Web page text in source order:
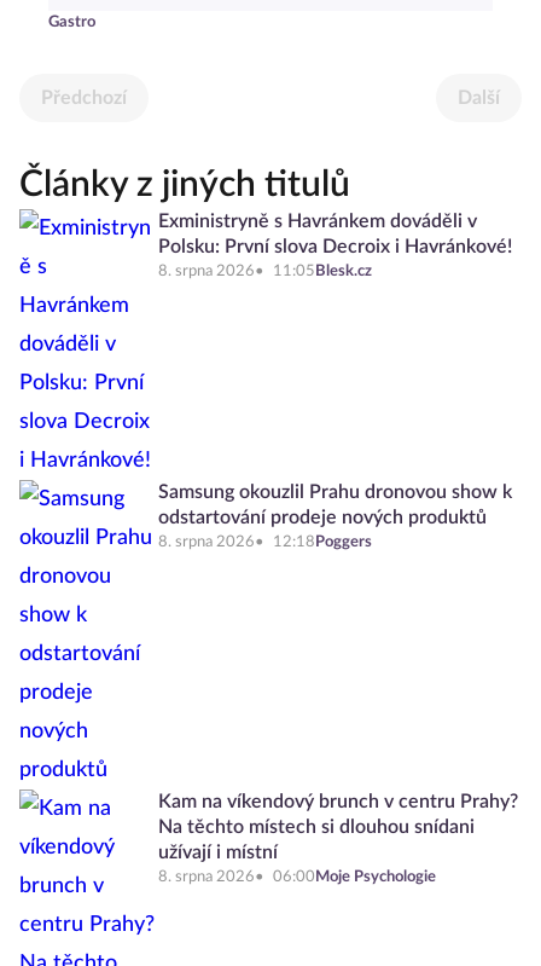
Gastro
Předchozí Další
Články z jiných titulů
Exministryně s Havránkem dováděli v
Polsku: První slova Decroix i Havránkové!
8. srpna 2026 11:05 Blesk.cz
Samsung okouzlil Prahu dronovou show k
odstartování prodeje nových produktů
8. srpna 2026 12:18 Poggers
Kam na víkendový brunch v centru Prahy?
Na těchto místech si dlouhou snídani
užívají i místní
8. srpna 2026 06:00 Moje Psychologie